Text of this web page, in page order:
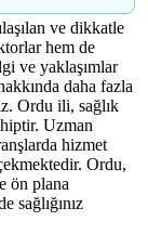
ve dikkatle
hem de
ve yaklaşımlar
daha fazla
Ordu ili, sağlık
Uzman
hizmet
Ordu,
ön plana
sağlığınız